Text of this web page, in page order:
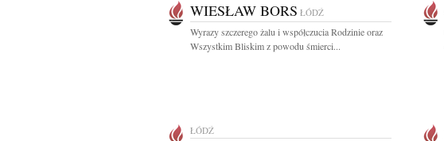
WIESŁAW BORS ŁÓDŹ
Wyrazy szczerego żalu i współczucia Rodzinie oraz
Wszystkim Bliskim z powodu śmierci...
ŁÓDŹ